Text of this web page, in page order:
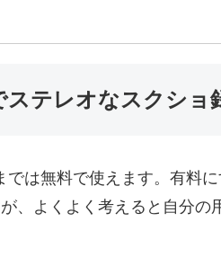
テレオなスクショ
は無料で使えます。有料
、よくよく考えると自分の